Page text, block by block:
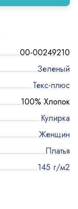
00-00249210
Зеленый
Текс-плюс
100% Хлопок
Кулирка
Женщин
Платья
145 г/м2